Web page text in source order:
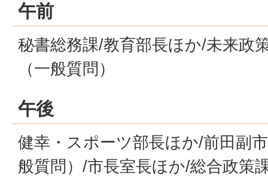
午前
秘書総務課/教育部長ほか/未来政
（一般質問）
午後
健幸・スポーツ部長ほか/前田副
般質問）/市長室長ほか/総合政策